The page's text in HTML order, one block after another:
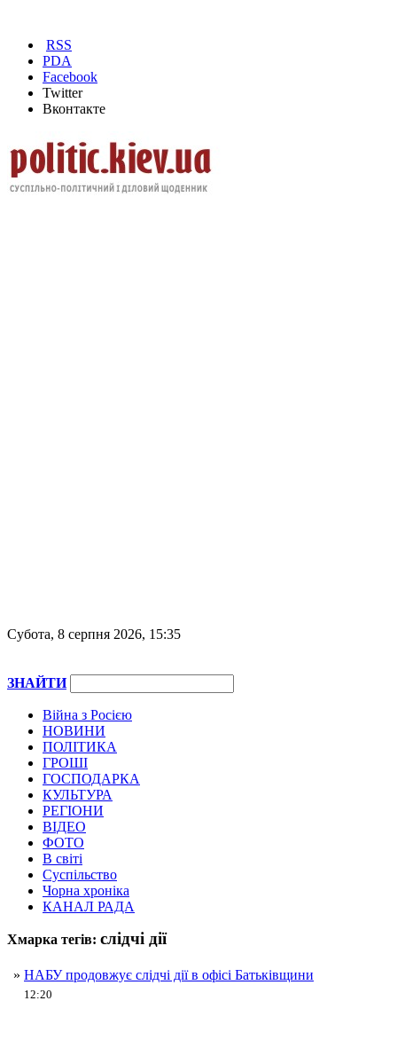
RSS
PDA
Facebook
Twitter
Вконтакте
Субота, 8 серпня 2026, 15:35
ЗНАЙТИ
Війна з Росією
НОВИНИ
ПОЛІТИКА
ГРОШІ
ГОСПОДАРКА
КУЛЬТУРА
РЕГІОНИ
ВІДЕО
ФОТО
В світі
Суспільство
Чорна хроніка
КАНАЛ РАДА
Хмарка тегів: слідчі дії
» НАБУ продовжує слідчі дії в офісі Батьківщини
12:20